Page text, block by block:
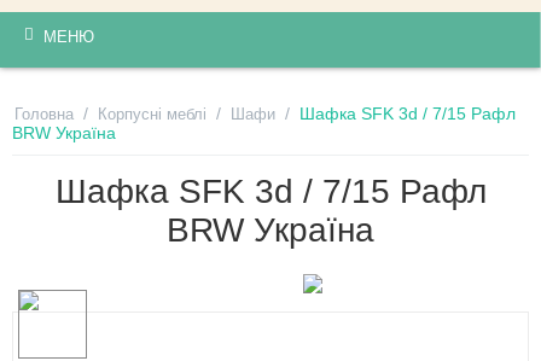
МЕНЮ
Головна / Корпусні меблі / Шафи / Шафка SFK 3d / 7/15 Рафл
BRW Україна
Шафка SFK 3d / 7/15 Рафл
BRW Україна